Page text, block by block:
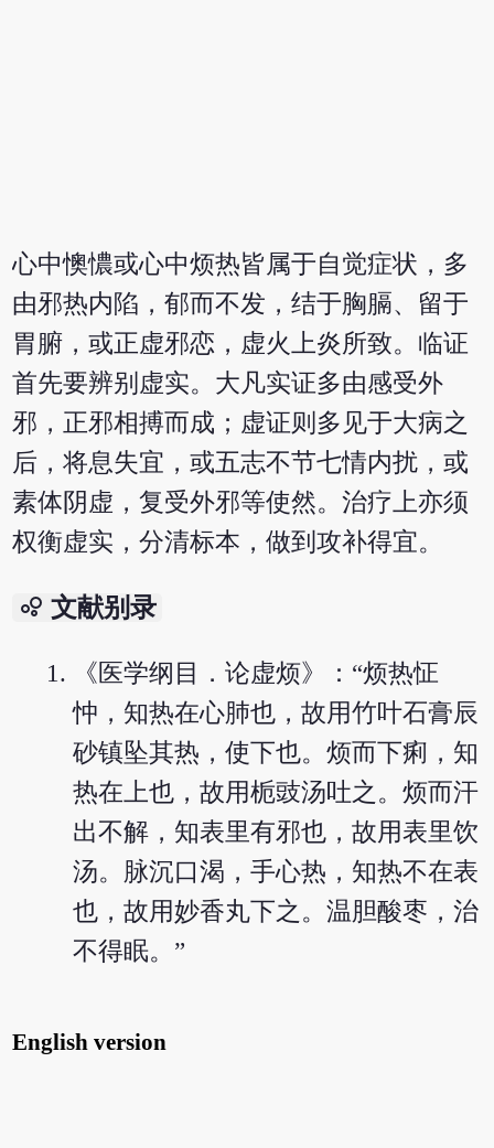
心中懊憹或心中烦热皆属于自觉症状，多
由邪热内陷，郁而不发，结于胸膈、留于
胃腑，或正虚邪恋，虚火上炎所致。临证
首先要辨别虚实。大凡实证多由感受外
邪，正邪相搏而成；虚证则多见于大病之
后，将息失宜，或五志不节七情内扰，或
素体阴虚，复受外邪等使然。治疗上亦须
权衡虚实，分清标本，做到攻补得宜。
bubble_chart 文献别录
《医学纲目．论虚烦》：“烦热怔
忡，知热在心肺也，故用竹叶石膏辰
砂镇坠其热，使下也。烦而下痢，知
热在上也，故用栀豉汤吐之。烦而汗
出不解，知表里有邪也，故用表里饮
汤。脉沉口渴，手心热，知热不在表
也，故用妙香丸下之。温胆酸枣，治
不得眠。”
English version